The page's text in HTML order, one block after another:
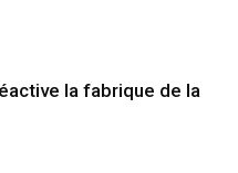
la fabrique de la